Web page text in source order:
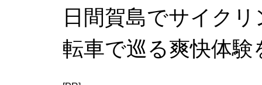
日間賀島でサイク
転車で巡る爽快体験